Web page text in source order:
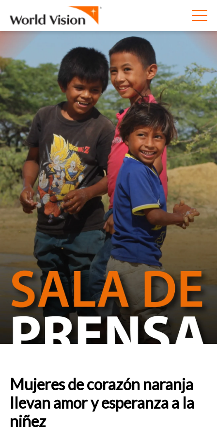
Mujeres de corazón naranja
llevan amor y esperanza a la
niñez